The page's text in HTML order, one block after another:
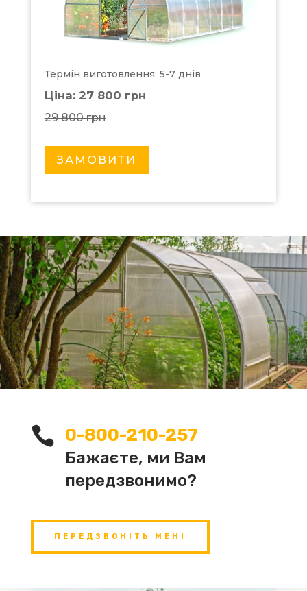
Термін виготовлення: 5-7 днів
Ціна: 27 800 грн
29 800 грн
ЗАМОВИТИ
 0-800-210-257
Бажаєте, ми Вам
передзвонимо?
ПЕРЕДЗВОНІТЬ МЕНІ